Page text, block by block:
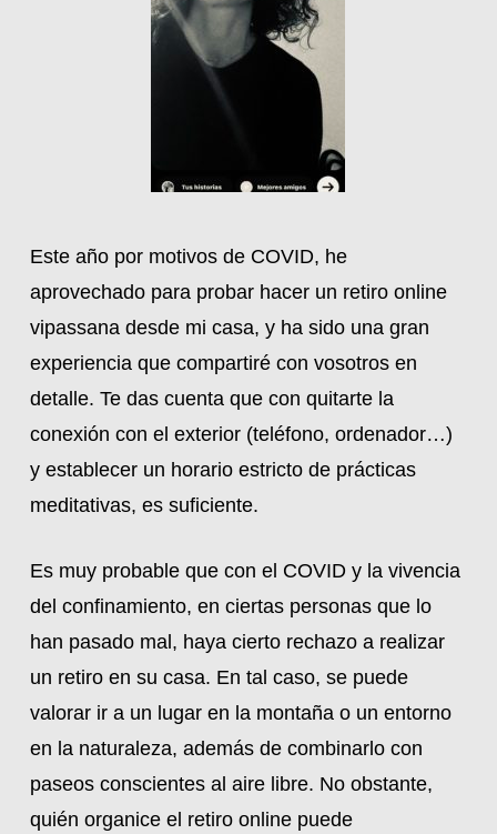
Este año por motivos de COVID, he
aprovechado para probar hacer un retiro online
vipassana desde mi casa, y ha sido una gran
experiencia que compartiré con vosotros en
detalle. Te das cuenta que con quitarte la
conexión con el exterior (teléfono, ordenador…)
y establecer un horario estricto de prácticas
meditativas, es suficiente.
Es muy probable que con el COVID y la vivencia
del confinamiento, en ciertas personas que lo
han pasado mal, haya cierto rechazo a realizar
un retiro en su casa. En tal caso, se puede
valorar ir a un lugar en la montaña o un entorno
en la naturaleza, además de combinarlo con
paseos conscientes al aire libre. No obstante,
quién organice el retiro online puede